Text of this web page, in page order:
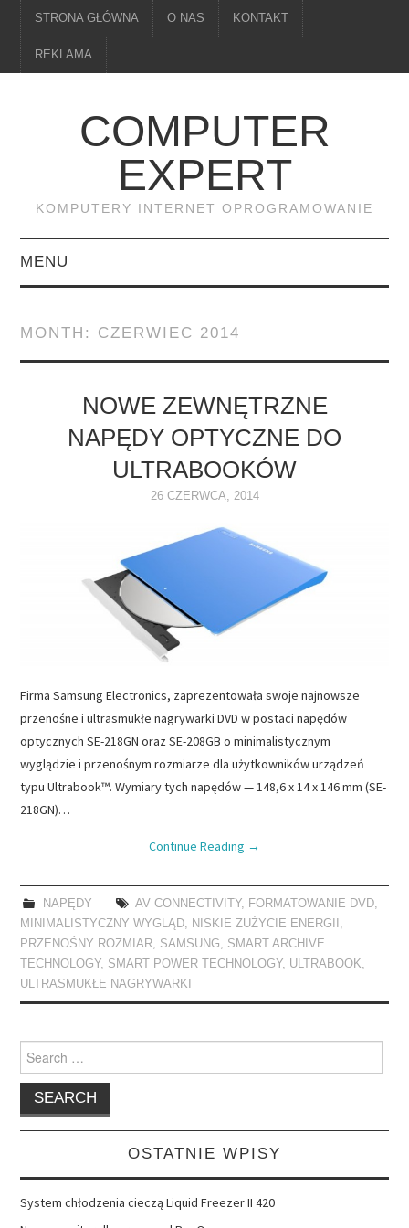
STRONA GŁÓWNA O NAS KONTAKT
REKLAMA
COMPUTER
EXPERT
KOMPUTERY INTERNET OPROGRAMOWANIE
MENU
MONITORY
NAPĘDY
OPROGRAMOWANIE
MONTH: CZERWIEC 2014
NOWE ZEWNĘTRZNE
NAPĘDY OPTYCZNE DO
ULTRABOOKÓW
26 CZERWCA, 2014
Firma Samsung Electronics, zaprezentowała swoje najnowsze
przenośne i ultrasmukłe nagrywarki DVD w postaci napędów
optycznych SE-218GN oraz SE-208GB o minimalistycznym
wyglądzie i przenośnym rozmiarze dla użytkowników urządzeń
typu Ultrabook™. Wymiary tych napędów — 148,6 x 14 x 146 mm (SE-
218GN)…
Continue Reading →
NAPĘDY AV CONNECTIVITY, FORMATOWANIE DVD,
MINIMALISTYCZNY WYGLĄD, NISKIE ZUŻYCIE ENERGII ,
PRZENOŚNY ROZMIAR, SAMSUNG, SMART ARCHIVE
TECHNOLOGY, SMART POWER TECHNOLOGY, ULTRABOOK,
ULTRASMUKŁE NAGRYWARKI
Search
for:
OSTATNIE WPISY
System chłodzenia cieczą Liquid Freezer II 420